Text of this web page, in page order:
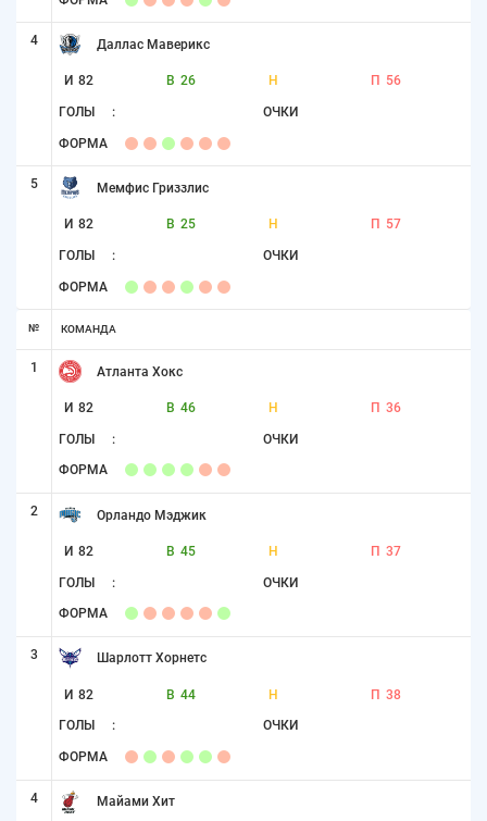
4 Даллас Маверикс
И 82 В 26 Н П 56
ГОЛЫ : ОЧКИ
ФОРМА
5 Мемфис Гриззлис
И 82 В 25 Н П 57
ГОЛЫ : ОЧКИ
ФОРМА
№ КОМАНДА
1 Атланта Хокс
И 82 В 46 Н П 36
ГОЛЫ : ОЧКИ
ФОРМА
2 Орландо Мэджик
И 82 В 45 Н П 37
ГОЛЫ : ОЧКИ
ФОРМА
3 Шарлотт Хорнетс
И 82 В 44 Н П 38
ГОЛЫ : ОЧКИ
ФОРМА
4 Майами Хит